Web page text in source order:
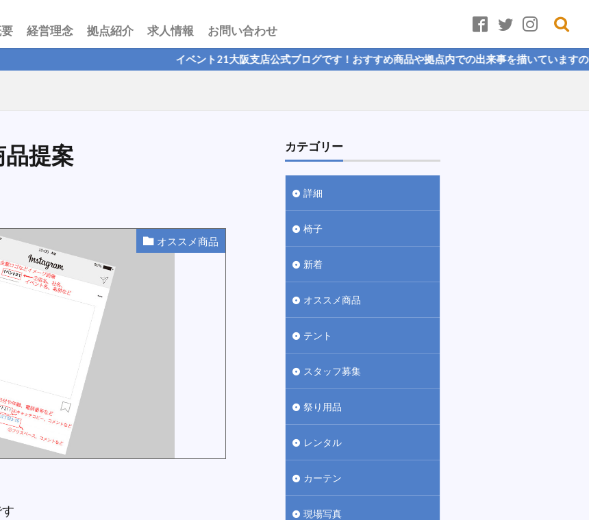
経営理念 拠点紹介 求人情報 お問い合わせ
イベント21大阪支店公式ブログです！おすすめ商品や拠点内での出来事を描いていますので、ぜひご覧
提案
オススメ商品
カテゴリー
詳細
椅子
新着
オススメ商品
テント
スタッフ募集
祭り用品
レンタル
カーテン
現場写真